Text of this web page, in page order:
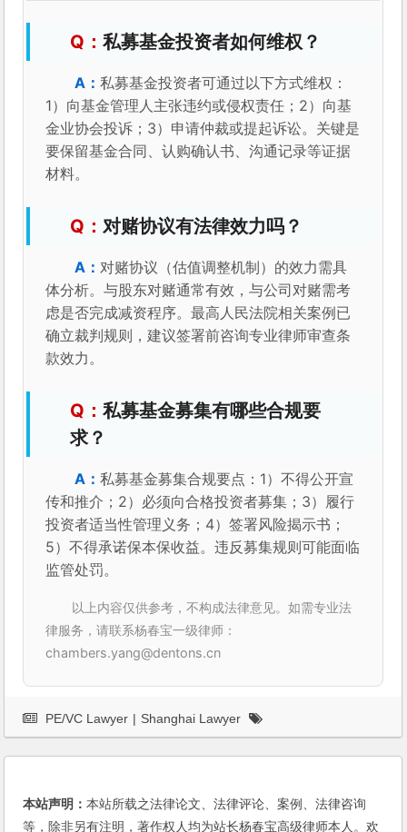
私募基金投资者如何维权？
私募基金投资者可通过以下方式维权：
1）向基金管理人主张违约或侵权责任；2）向基
金业协会投诉；3）申请仲裁或提起诉讼。关键是
要保留基金合同、认购确认书、沟通记录等证据
材料。
对赌协议有法律效力吗？
对赌协议（估值调整机制）的效力需具
体分析。与股东对赌通常有效，与公司对赌需考
虑是否完成减资程序。最高人民法院相关案例已
确立裁判规则，建议签署前咨询专业律师审查条
款效力。
私募基金募集有哪些合规要
求？
私募基金募集合规要点：1）不得公开宣
传和推介；2）必须向合格投资者募集；3）履行
投资者适当性管理义务；4）签署风险揭示书；
5）不得承诺保本保收益。违反募集规则可能面临
监管处罚。
以上内容仅供参考，不构成法律意见。如需专业法
律服务，请联系杨春宝一级律师：
chambers.yang@dentons.cn
PE/VC Lawyer | Shanghai Lawyer
本站声明：本站所载之法律论文、法律评论、案例、法律咨询
等，除非另有注明，著作权人均为站长杨春宝高级律师本人。欢